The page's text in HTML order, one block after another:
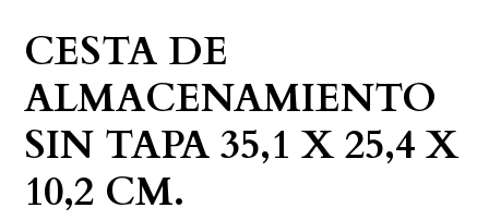
35,1
x
25,4
x
cm.
CESTA DE
ALMACENAMIENTO
SIN TAPA 35,1 X 25,4 X
10,2 CM.